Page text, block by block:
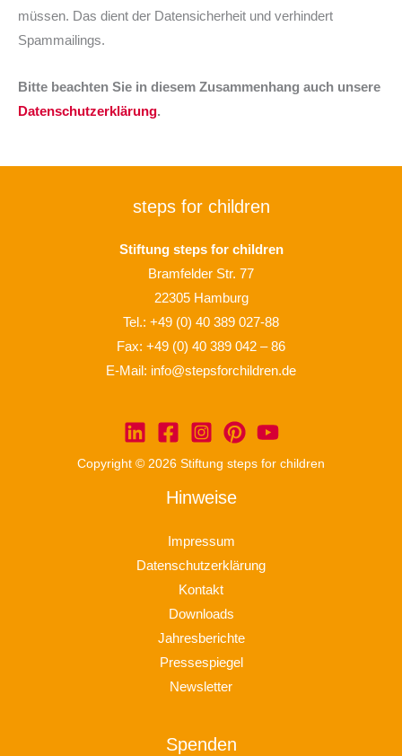
müssen. Das dient der Datensicherheit und verhindert
Spammailings.
Bitte beachten Sie in diesem Zusammenhang auch unsere
Datenschutzerklärung.
steps for children
Stiftung steps for children
Bramfelder Str. 77
22305 Hamburg
Tel.: +49 (0) 40 389 027-88
Fax: +49 (0) 40 389 042 – 86
E-Mail: info@stepsforchildren.de
Copyright © 2026 Stiftung steps for children
Hinweise
Impressum
Datenschutzerklärung
Kontakt
Downloads
Jahresberichte
Pressespiegel
Newsletter
Spenden